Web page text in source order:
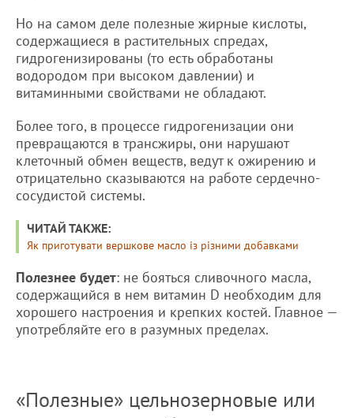
Но на самом деле полезные жирные кислоты,
содержащиеся в растительных спредах,
гидрогенизированы (то есть обработаны
водородом при высоком давлении) и
витаминными свойствами не обладают.
Более того, в процессе гидрогенизации они
превращаются в трансжиры, они нарушают
клеточный обмен веществ, ведут к ожирению и
отрицательно сказываются на работе сердечно-
сосудистой системы.
ЧИТАЙ ТАКЖЕ:
Як приготувати вершкове масло із різними добавками
Полезнее будет: не бояться сливочного масла,
содержащийся в нем витамин D необходим для
хорошего настроения и крепких костей. Главное —
употребляйте его в разумных пределах.
«Полезные» цельнозерновые или